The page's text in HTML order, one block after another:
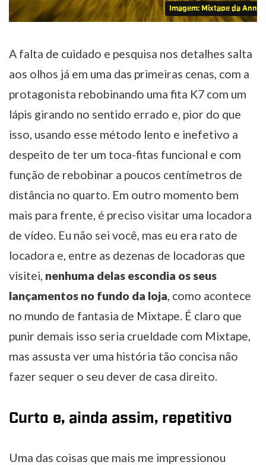
Imagem: Mixtape da
A falta de cuidado e pesquisa nos detalhes salta
aos olhos já em uma das primeiras cenas, com a
protagonista rebobinando uma fita K7 com um
lápis girando no sentido errado e, pior do que
isso, usando esse método lento e inefetivo a
despeito de ter um toca-fitas funcional e com
função de rebobinar a poucos centímetros de
distância no quarto. Em outro momento bem
mais para frente, é preciso visitar uma locadora
de vídeo. Eu não sei você, mas eu era rato de
locadora e, entre as dezenas de locadoras que
visitei, nenhuma delas escondia os seus
lançamentos no fundo da loja, como acontece
no mundo de fantasia de Mixtape. É claro que
punir demais isso seria crueldade com Mixtape,
mas assusta ver uma história tão concisa não
fazer sequer o seu dever de casa direito.
Curto e, ainda assim, repetitivo
Uma das coisas que mais me impressionou